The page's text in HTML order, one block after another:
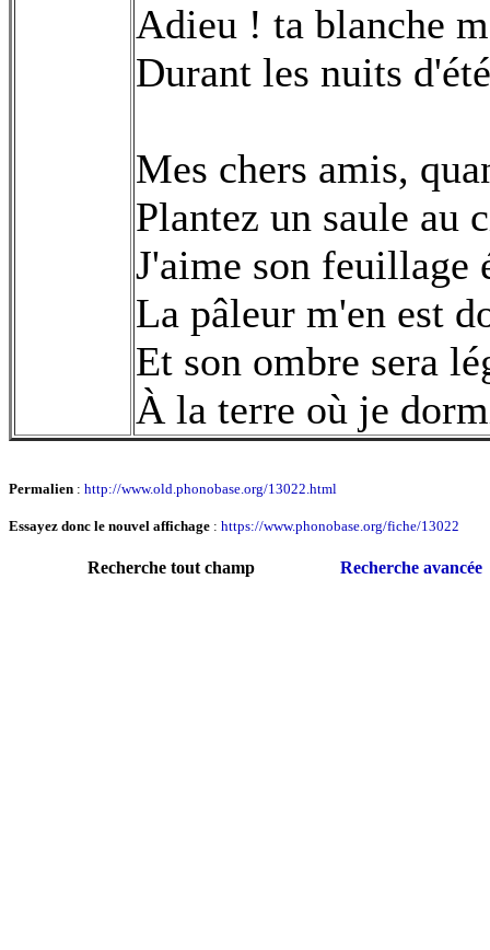
Adieu ! ta blanche
Durant les nuits
Mes chers amis,
Plantez un saule au
J'aime son feuillage
La pâleur m'en est
Et son ombre sera
À la terre où je
Permalien : http://www.old.phonobase.org/13022.html
Essayez donc le nouvel affichage : https://www.phonobase.org/fiche/13022
Recherche tout champ Recherche avancée